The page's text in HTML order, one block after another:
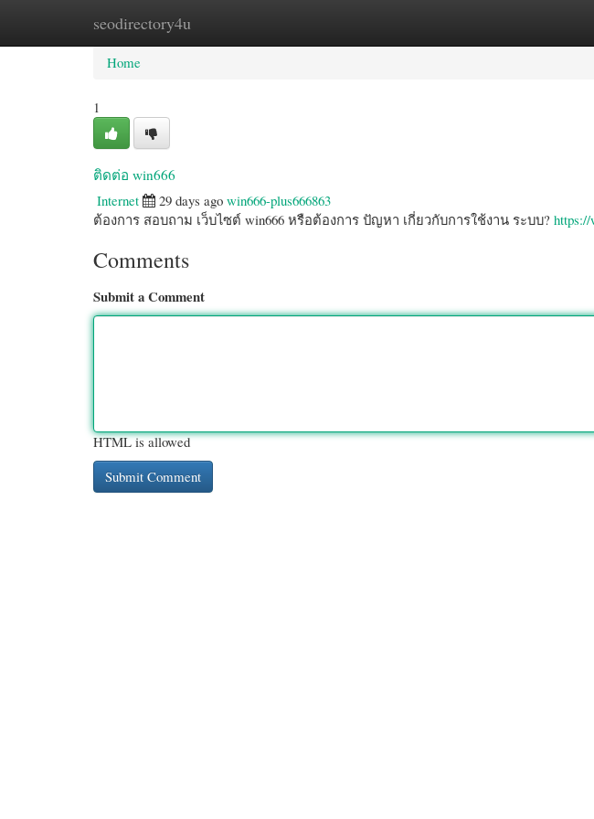
seodirectory4u
Home New Site Listings
Home
1
ติดต่อ win666
Internet
29 days ago win666-plus666863
ต้องการ สอบถาม เว็บไซต์ win666 หรือต้องการ ปัญหา เกี่ยวกับการใช้งาน ระบบ?
Comments
Submit a Comment
HTML is allowed